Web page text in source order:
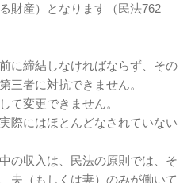
財産）となります（民法762
に締結しなければならず、その
三者に対抗できません。
て変更できません。
際にはほとんどなされていない
の収入は、民法の原則では、そ
夫（もしくは妻）のみが働いて